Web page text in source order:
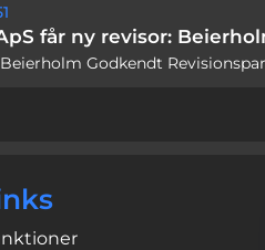
får ny revisor:
Godkendt